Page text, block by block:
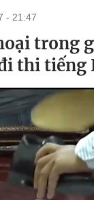
- 21:47
trong
thi tiếng